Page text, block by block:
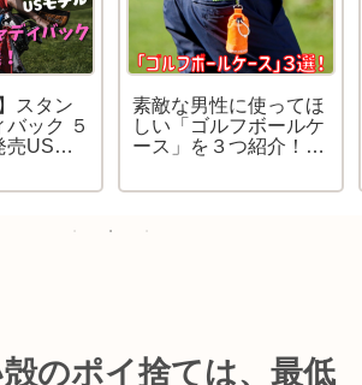
スタン
バック ５
売USモ
！
素敵な男性に使ってほ
しい「ゴルフボールケ
ース」を３つ紹介！ポ
てプレーに集中して
のポイ捨ては、最低